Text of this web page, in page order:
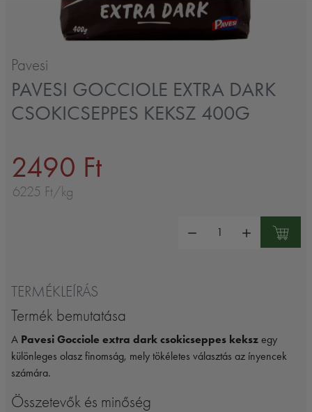
Pavesi
PAVESI GOCCIOLE EXTRA DARK
CSOKICSEPPES KEKSZ 400G
2490 Ft
6225 Ft/kg
TERMÉKLEÍRÁS
Termék bemutatása
A Pavesi Gocciole extra dark csokicseppes keksz egy
különleges olasz finomság, mely tökéletes választás az ínyencek
számára.
Összetevők és minőség